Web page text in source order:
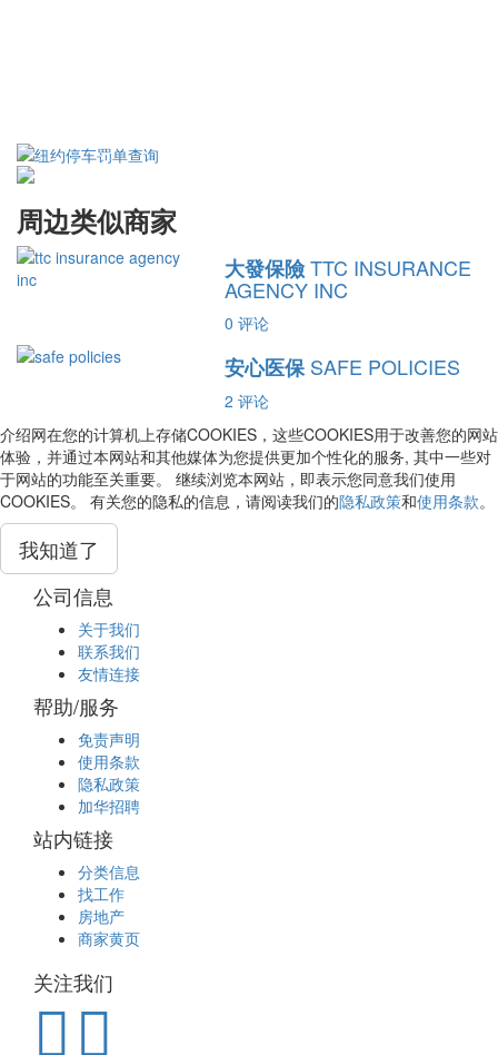
周边类似商家
大發保險TTC INSURANCE
AGENCY INC
0 评论
安心医保SAFE POLICIES
2 评论
介绍网在您的计算机上存储COOKIES，这些COOKIES用于改善您的网站
体验，并通过本网站和其他媒体为您提供更加个性化的服务, 其中一些对
于网站的功能至关重要。 继续浏览本网站，即表示您同意我们使用
COOKIES。 有关您的隐私的信息，请阅读我们的隐私政策和使用条款。
我知道了
公司信息
关于我们
联系我们
友情连接
帮助/服务
免责声明
使用条款
隐私政策
加华招聘
站内链接
分类信息
找工作
房地产
商家黄页
关注我们